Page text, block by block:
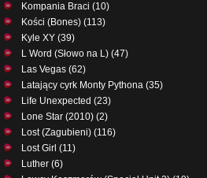
Kompania Braci (10)
Kości (Bones) (113)
Kyle XY (39)
L Word (Słowo na L) (47)
Las Vegas (62)
Latający cyrk Monty Pythona (35)
Life Unexpected (23)
Lone Star (2010) (2)
Lost (Zagubieni) (116)
Lost Girl (11)
Luther (6)